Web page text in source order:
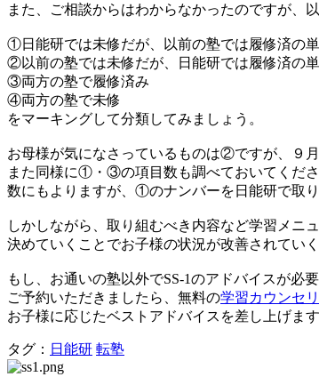
また、ご相談からはわからなかったのですが、
①日能研では未修だが、以前の塾では履修済の
②以前の塾では未修だが、日能研では履修済の
③両方の塾で履修済み
④両方の塾で未修
をマーキングして分類してみましょう。
お母様が気になさっているものは②ですが、９
また同様に①・③の項目数も調べておいてくださ
数にもよりますが、①のナンバーを日能研で取
しかしながら、取り組むべき内容など学習メニ
決めていくことでお子様の状況が改善されてい
もし、お通いの塾以外でSS-1のアドバイスが必
ご予約いただきましたら、無料の学習カウンセ
お子様に応じたベストアドバイスを差し上げます
タグ： 日能研 転塾